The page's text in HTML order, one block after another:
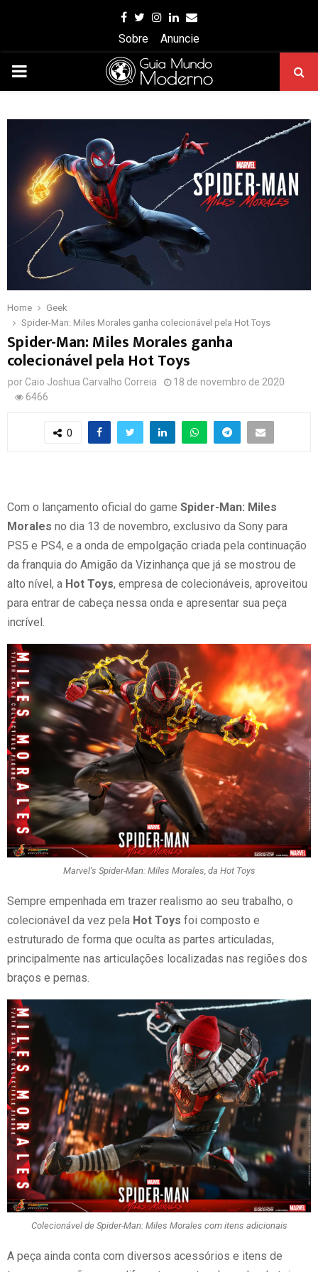
Facebook
Twitter
Instagram
Linkedin
Email
Sobre
Anuncie
PRIMARY
Home
Geek
Spider-Man: Miles Morales ganha colecionável pela Hot Toys
Spider-Man: Miles Morales ganha
colecionável pela Hot Toys
por Caio Joshua Carvalho Correia
18 de novembro de 2020
6466
0
Com o lançamento oficial do game Spider-Man: Miles
Morales no dia 13 de novembro, exclusivo da Sony para
PS5 e PS4, e a onda de empolgação criada pela continuação
da franquia do Amigão da Vizinhança que já se mostrou de
alto nível, a Hot Toys, empresa de colecionáveis, aproveitou
para entrar de cabeça nessa onda e apresentar sua peça
incrível.
Marvel’s Spider-Man: Miles Morales, da Hot Toys
Sempre empenhada em trazer realismo ao seu trabalho, o
colecionável da vez pela Hot Toys foi composto e
estruturado de forma que oculta as partes articuladas,
principalmente nas articulações localizadas nas regiões dos
braços e pernas.
Colecionável de Spider-Man: Miles Morales com itens adicionais
A peça ainda conta com diversos acessórios e itens de